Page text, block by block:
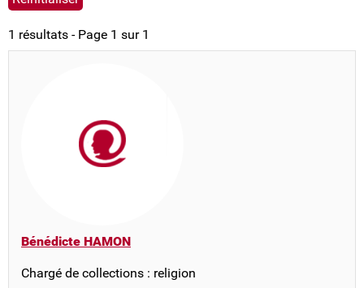
1 résultats - Page 1 sur 1
Bénédicte HAMON
Chargé de collections : religion